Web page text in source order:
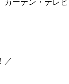
ーテン・テレビ
／